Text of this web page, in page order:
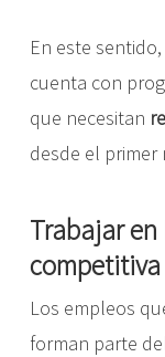
En este sentido,
cuenta con
que necesitan
desde el primer
Trabajar en
Los empleos
forman parte